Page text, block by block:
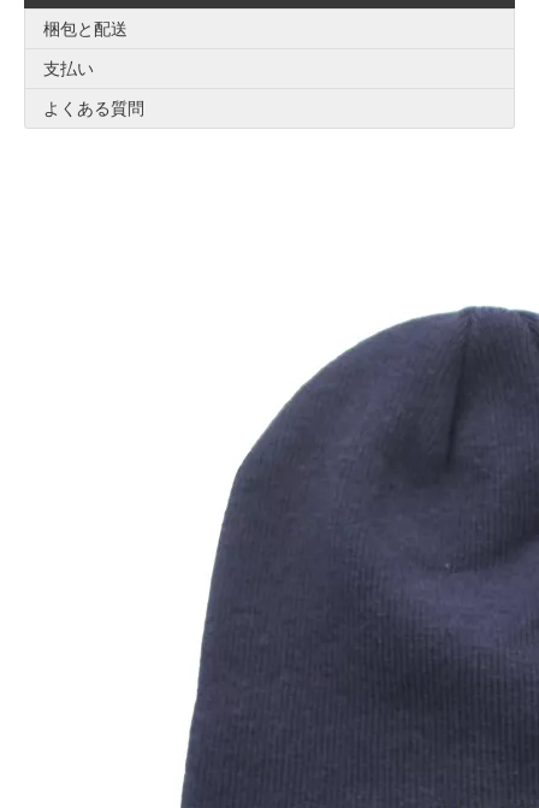
梱包と配送
支払い
よくある質問